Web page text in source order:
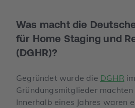
Was macht die
für Home Staging und
(DGHR)?
Gegründet wurde die DGHR
Gründungsmitglieder
Innerhalb eines Jahres waren